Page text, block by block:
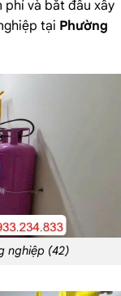
phí và bắt đầu xây
tại Phường
nghiệp (42)